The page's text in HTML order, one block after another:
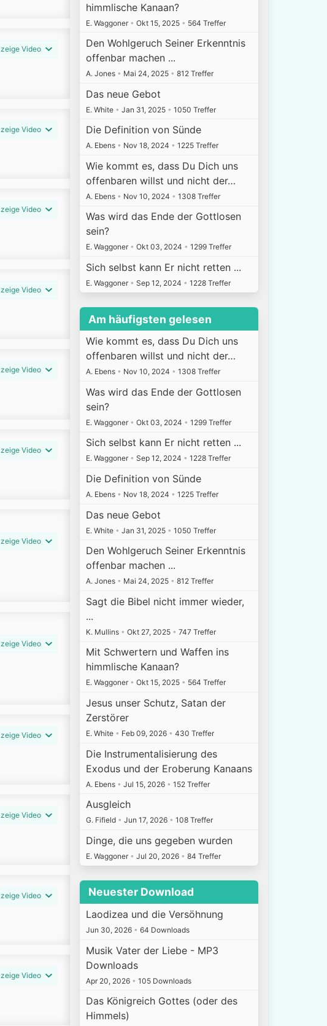
zeige Video
zeige Video
zeige Video
zeige Video
zeige Video
zeige Video
zeige Video
zeige Video
zeige Video
zeige Video
zeige Video
zeige Video
himmlische Kanaan?
E. Waggoner • Okt 15, 2025 • 564 Treffer
Den Wohlgeruch Seiner Erkenntnis
offenbar machen ...
A. Jones • Mai 24, 2025 • 812 Treffer
Das neue Gebot
E. White • Jan 31, 2025 • 1050 Treffer
Die Definition von Sünde
A. Ebens • Nov 18, 2024 • 1225 Treffer
Wie kommt es, dass Du Dich uns
offenbaren willst und nicht der…
A. Ebens • Nov 10, 2024 • 1308 Treffer
Was wird das Ende der Gottlosen
sein?
E. Waggoner • Okt 03, 2024 • 1299 Treffer
Sich selbst kann Er nicht retten ...
E. Waggoner • Sep 12, 2024 • 1228 Treffer
Am häufigsten gelesen
Wie kommt es, dass Du Dich uns
offenbaren willst und nicht der…
A. Ebens • Nov 10, 2024 • 1308 Treffer
Was wird das Ende der Gottlosen
sein?
E. Waggoner • Okt 03, 2024 • 1299 Treffer
Sich selbst kann Er nicht retten ...
E. Waggoner • Sep 12, 2024 • 1228 Treffer
Die Definition von Sünde
A. Ebens • Nov 18, 2024 • 1225 Treffer
Das neue Gebot
E. White • Jan 31, 2025 • 1050 Treffer
Den Wohlgeruch Seiner Erkenntnis
offenbar machen ...
A. Jones • Mai 24, 2025 • 812 Treffer
Sagt die Bibel nicht immer wieder,
...
K. Mullins • Okt 27, 2025 • 747 Treffer
Mit Schwertern und Waffen ins
himmlische Kanaan?
E. Waggoner • Okt 15, 2025 • 564 Treffer
Jesus unser Schutz, Satan der
Zerstörer
E. White • Feb 09, 2026 • 430 Treffer
Die Instrumentalisierung des
Exodus und der Eroberung Kanaans
A. Ebens • Jul 15, 2026 • 152 Treffer
Ausgleich
G. Fifield • Jun 17, 2026 • 108 Treffer
Dinge, die uns gegeben wurden
E. Waggoner • Jul 20, 2026 • 84 Treffer
Neuester Download
Laodizea und die Versöhnung
Jun 30, 2026 • 64 Downloads
Musik Vater der Liebe - MP3
Downloads
Apr 20, 2026 • 105 Downloads
Das Königreich Gottes (oder des
Himmels)